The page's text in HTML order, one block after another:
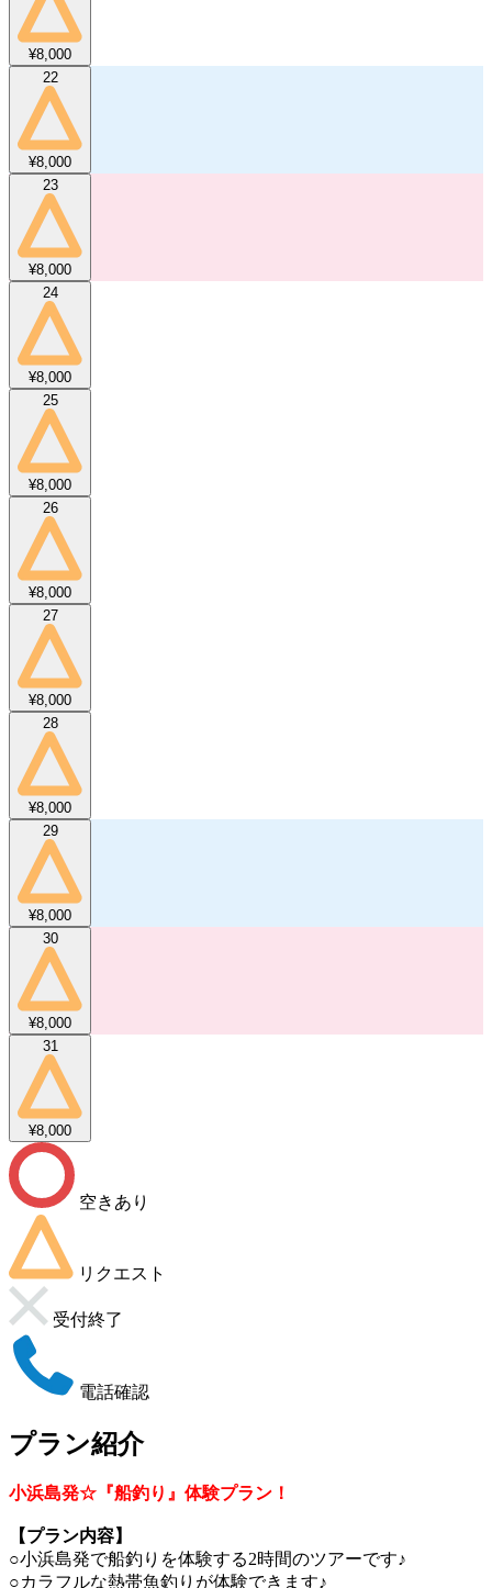
¥8,000
22
¥8,000
23
¥8,000
24
¥8,000
25
¥8,000
26
¥8,000
27
¥8,000
28
¥8,000
29
¥8,000
30
¥8,000
31
¥8,000
空きあり
リクエスト
受付終了
電話確認
プラン紹介
小浜島発☆『船釣り』体験プラン！
【プラン内容】
○小浜島発で船釣りを体験する2時間のツアーです♪
○カラフルな熱帯魚釣りが体験できます♪